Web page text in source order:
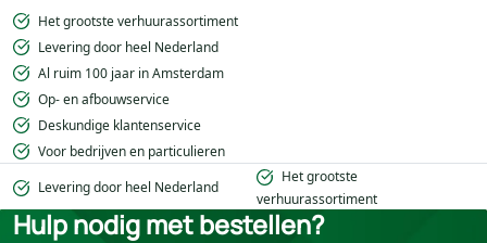
Het grootste verhuurassortiment
Levering door heel Nederland
Al ruim 100 jaar in Amsterdam
Op- en afbouwservice
Deskundige klantenservice
Voor bedrijven en particulieren
Levering door heel Nederland
Het grootste
verhuurassortiment
Hulp nodig met bestellen?